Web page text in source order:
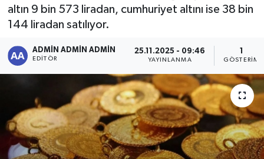
altın 9 bin 573 liradan, cumhuriyet altını ise 38 bin
144 liradan satılıyor.
ADMİN ADMİN ADMİN
EDITÖR
25.11.2025 - 09:46
YAYINLANMA GÖSTERIM
Genel
Magazin
Siyaset
Spor
Haber Arşivi